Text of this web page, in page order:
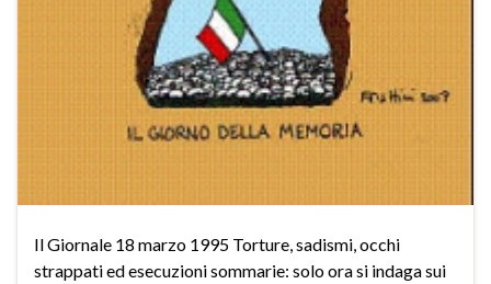
Il Giornale 18 marzo 1995 Torture, sadismi, occhi
strappati ed esecuzioni sommarie: solo ora si indaga sui